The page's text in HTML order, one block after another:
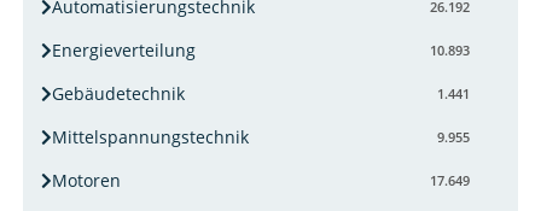
Automatisierungstechnik 26.192
Energieverteilung 10.893
Gebäudetechnik 1.441
Mittelspannungstechnik 9.955
Motoren 17.649